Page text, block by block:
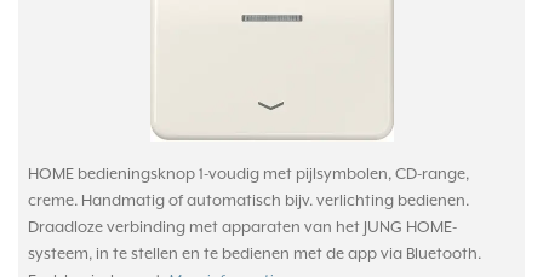
HOME bedieningsknop 1-voudig met pijlsymbolen, CD-range,
creme. Handmatig of automatisch bijv. verlichting bedienen.
Draadloze verbinding met apparaten van het JUNG HOME-
systeem, in te stellen en te bedienen met de app via Bluetooth.